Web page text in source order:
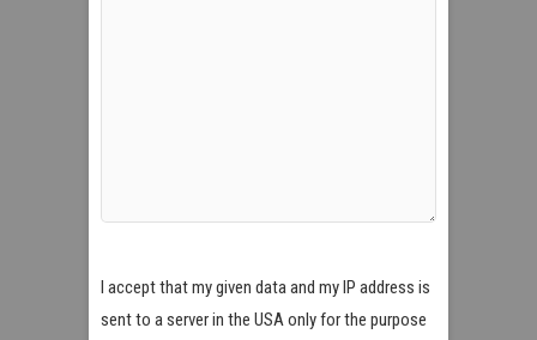
I accept that my given data and my IP address is
sent to a server in the USA only for the purpose